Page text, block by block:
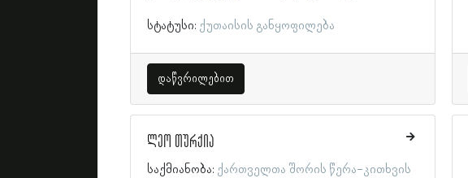
სტატუსი: ქუთაისის განყოფილება
დაწვრილებით
ლეო თურქია
საქმიანობა: ქართველთა შორის წერა-კითხვის